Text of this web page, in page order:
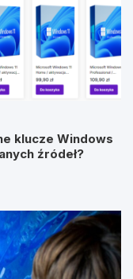
klucze Windows
źródeł?